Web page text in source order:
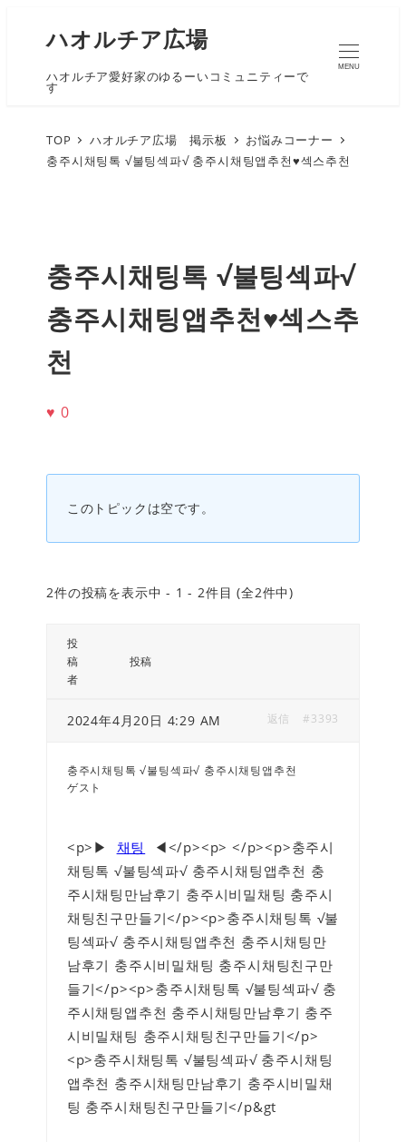
ハオルチア広場
ハオルチア愛好家のゆるーいコミュニティーで
す
MENU
TOP ハオルチア広場 掲示板
お悩みコーナー
충주시채팅톡 √불팅섹파√ 충주시채팅앱추천♥섹스추천
충주시채팅톡 √불팅섹파√
충주시채팅앱추천♥섹스추
천
♥ 0
このトピックは空です。
2件の投稿を表示中 - 1 - 2件目 (全2件中)
投
稿
者
投稿
2024年4月20日 4:29 AM #3393
返信
충주시채팅톡 √불팅섹파√ 충주시채팅앱추천
ゲスト
<p>▶ 채팅
◀</p><p> </p><p>충주시
채팅톡 √불팅섹파√ 충주시채팅앱추천 충
주시채팅만남후기 충주시비밀채팅 충주시
채팅친구만들기</p><p>충주시채팅톡 √불
팅섹파√ 충주시채팅앱추천 충주시채팅만
남후기 충주시비밀채팅 충주시채팅친구만
들기</p><p>충주시채팅톡 √불팅섹파√ 충
주시채팅앱추천 충주시채팅만남후기 충주
시비밀채팅 충주시채팅친구만들기</p>
<p>충주시채팅톡 √불팅섹파√ 충주시채팅
앱추천 충주시채팅만남후기 충주시비밀채
팅 충주시채팅친구만들기</p&gt